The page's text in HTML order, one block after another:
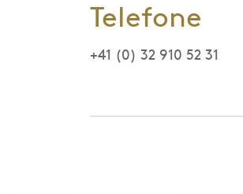
Telefone
+41 (0) 32 910 52 31